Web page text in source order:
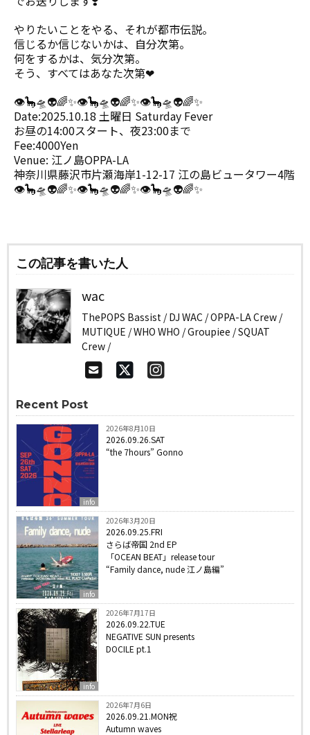
やりたいことをやる、それが都市伝説。
信じるか信じないかは、自分次第。
何をするかは、気分次第。
そう、すべてはあなた次第❤︎
👁🦕🛸👽🌈✨👁🦕🛸👽🌈✨👁🦕🛸👽🌈✨
Date:2025.10.18 土曜日 Saturday Fever
お昼の14:00スタート、夜23:00まで
Fee:4000Yen
Venue: 江ノ島OPPA-LA
神奈川県藤沢市片瀬海岸1-12-17 江の島ビュータワー4階
👁🦕🛸👽🌈✨👁🦕🛸👽🌈✨👁🦕🛸👽🌈✨
この記事を書いた人
wac
ThePOPS Bassist / DJ WAC / OPPA-LA Crew /
MUTIQUE / WHO WHO / Groupiee / SQUAT
Crew /
Recent Post
info
2026年8月10日
2026.09.26.SAT
“the 7hours” Gonno
info
2026年3月20日
2026.09.25.FRI
さらば帝国 2nd EP
「OCEAN BEAT」release tour
“Family dance, nude 江ノ島編”
info
2026年7月17日
2026.09.22.TUE
NEGATIVE SUN presents
DOCILE pt.1
2026年7月6日
2026.09.21.MON祝
Autumn waves